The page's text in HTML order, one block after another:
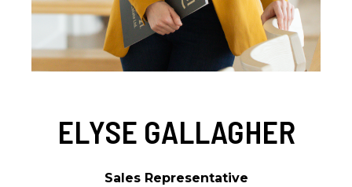
ELYSE GALLAGHER
Sales Representative